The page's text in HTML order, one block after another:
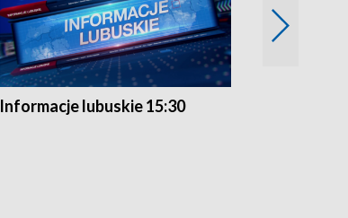
Informacje lubuskie 15:30